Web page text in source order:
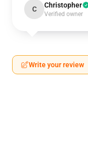
C Christopher
Verified owner
Write your review